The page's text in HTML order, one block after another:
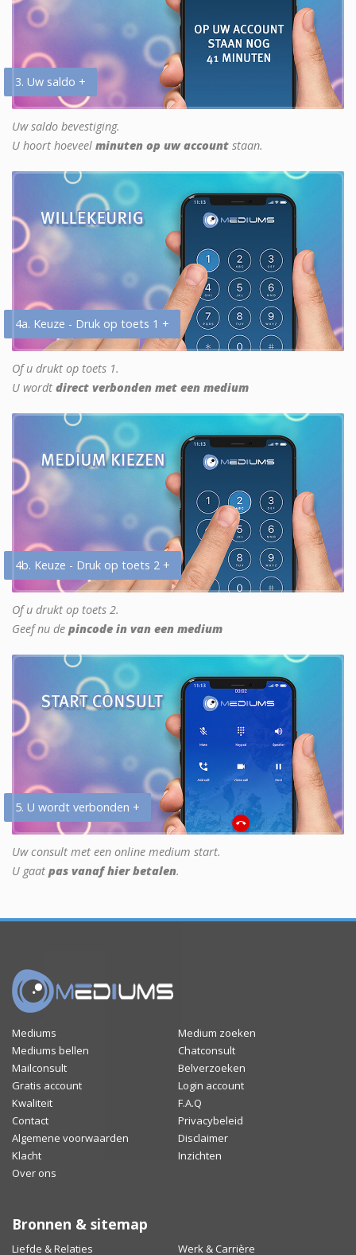
3. Uw saldo +
Uw saldo bevestiging.
U hoort hoeveel minuten op uw account staan.
4a. Keuze - Druk op toets 1 +
Of u drukt op toets 1.
U wordt direct verbonden met een medium
4b. Keuze - Druk op toets 2 +
Of u drukt op toets 2.
Geef nu de pincode in van een medium
5. U wordt verbonden +
Uw consult met een online medium start.
U gaat pas vanaf hier betalen.
Mediums
Medium zoeken
Mediums bellen
Chatconsult
Mailconsult
Belverzoeken
Gratis account
Login account
Kwaliteit
F.A.Q
Contact
Privacybeleid
Algemene voorwaarden
Disclaimer
Klacht
Inzichten
Over ons
Bronnen & sitemap
Liefde & Relaties Werk & Carrière